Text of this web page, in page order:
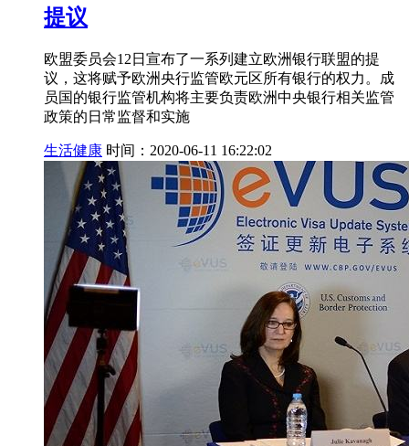
提议
欧盟委员会12日宣布了一系列建立欧洲银行联盟的提
议，这将赋予欧洲央行监管欧元区所有银行的权力。成
员国的银行监管机构将主要负责欧洲中央银行相关监管
政策的日常监督和实施
生活健康 时间：2020-06-11 16:22:02